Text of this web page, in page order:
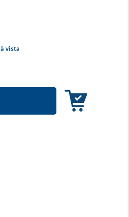
à vista